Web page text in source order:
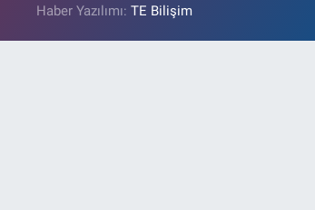
Haber Yazılımı:TE Bilişim